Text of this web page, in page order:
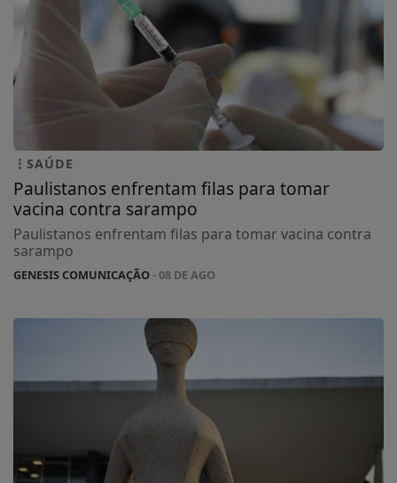
SAÚDE
Paulistanos enfrentam filas para tomar
vacina contra sarampo
Paulistanos enfrentam filas para tomar vacina contra
sarampo
GENESIS COMUNICAÇÃO- 08 DE AGO